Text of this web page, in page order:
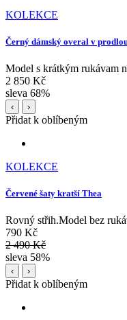
KOLEKCE
Černý dámský overal v
Model s krátkým rukávam
2 850 Kč
sleva 68%
‹ ›
Přidat k oblíbeným
KOLEKCE
Červené šaty kratší Thea
Rovný střih.Model bez
790 Kč
2 490 Kč
sleva 58%
‹ ›
Přidat k oblíbeným